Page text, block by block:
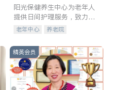
阳光保健养生中心为老年人
提供日间护理服务，致力于
通过持续的护理创新来有效
老年中心 养老院
精英会员